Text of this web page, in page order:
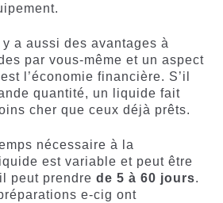
y a aussi des avantages à
par vous-même et un aspect
l’économie financière. S’il
quantité, un liquide fait
cher que ceux déjà prêts.
nécessaire à la
est variable et peut être
peut prendre de 5 à 60 jours.
e-cig ont